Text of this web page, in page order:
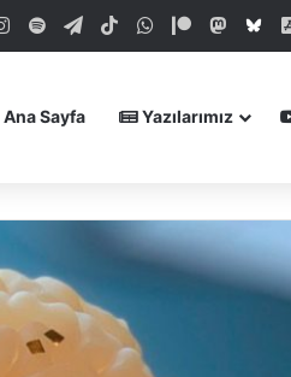
Instagram
SpotifyTelegramTikTokWhatsApp
Patreon
Ana Sayfa Yazılarımız